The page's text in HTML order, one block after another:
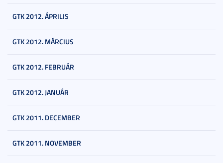
GTK 2012. ÁPRILIS
GTK 2012. MÁRCIUS
GTK 2012. FEBRUÁR
GTK 2012. JANUÁR
GTK 2011. DECEMBER
GTK 2011. NOVEMBER